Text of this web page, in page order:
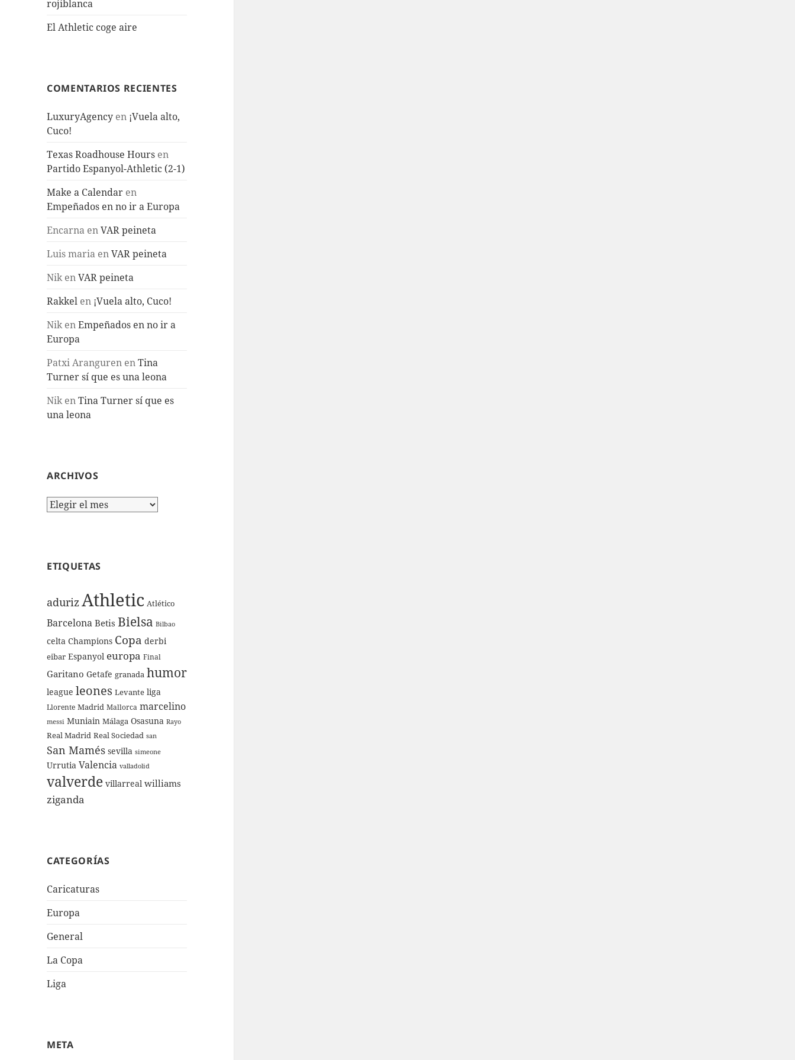
rojiblanca
El Athletic coge aire
COMENTARIOS RECIENTES
LuxuryAgency en ¡Vuela alto,
Cuco!
Texas Roadhouse Hours en
Partido Espanyol-Athletic (2-1)
Make a Calendar en
Empeñados en no ir a Europa
Encarna enVAR peineta
Luis maria enVAR peineta
NikenVAR peineta
Rakkel en ¡Vuela alto, Cuco!
NikenEmpeñados en no ir a
Europa
Patxi Aranguren enTina
Turner sí que es una leona
NikenTina Turner sí que es
una leona
ARCHIVOS
Archivos
ETIQUETAS
adurizAthletic Atlético
Barcelona Betis Bielsa Bilbao
celta Champions Copa derbi
eibar Espanyol europa Final
Garitano Getafe granada humor
league leones Levante liga
Llorente Madrid Mallorca marcelino
messi Muniain Málaga Osasuna Rayo
Real Madrid Real Sociedad san
San Mamés sevilla simeone
Urrutia Valencia valladolid
valverde villarreal williams
ziganda
CATEGORÍAS
Caricaturas
Europa
General
La Copa
Liga
META